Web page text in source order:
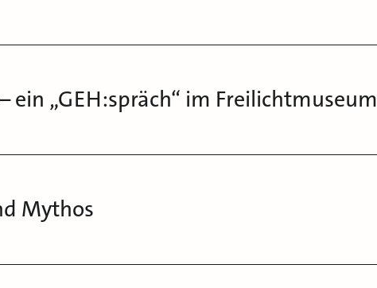
ein „GEH:spräch“ im Freilichtmuseum
Mythos